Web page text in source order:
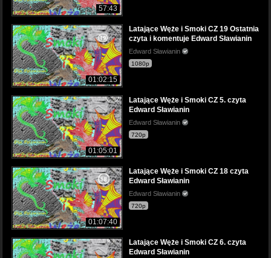
57:43
01:02:15
Latające Węże i Smoki CZ 19 Ostatnia
czyta i komentuje Edward Sławianin
Edward Sławianin
1080p
01:05:01
Latające Węże i Smoki CZ 5. czyta
Edward Sławianin
Edward Sławianin
720p
01:07:40
Latające Węże i Smoki CZ 18 czyta
Edward Sławianin
Edward Sławianin
720p
Latające Węże i Smoki CZ 6. czyta
Edward Sławianin